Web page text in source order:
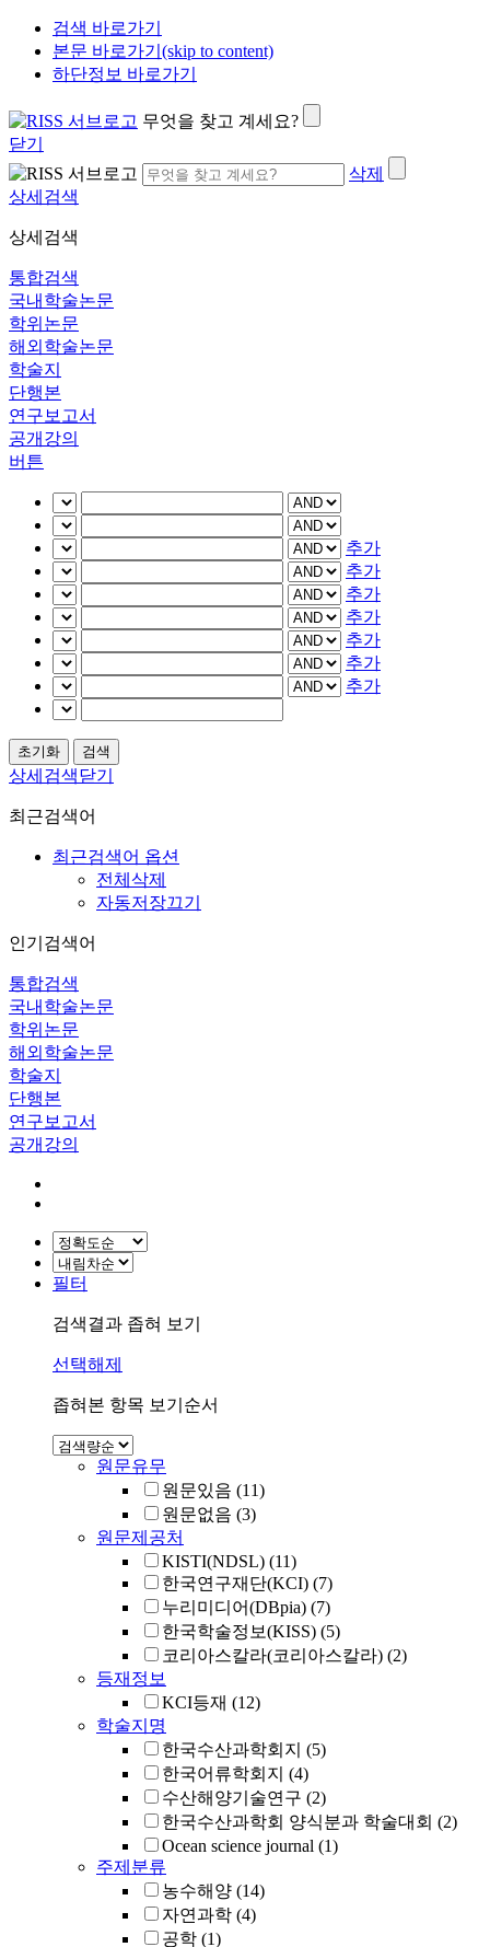
검색 바로가기
본문 바로가기(skip to content)
하단정보 바로가기
무엇을 찾고 계세요?
닫기
삭제
상세검색
상세검색
통합검색
국내학술논문
학위논문
해외학술논문
학술지
단행본
연구보고서
공개강의
버튼
추가
추가
추가
추가
추가
추가
추가
상세검색닫기
최근검색어
최근검색어 옵션
전체삭제
자동저장끄기
인기검색어
통합검색
국내학술논문
학위논문
해외학술논문
학술지
단행본
연구보고서
공개강의
필터
검색결과 좁혀 보기
선택해제
좁혀본 항목 보기순서
원문유무
원문있음 (11)
원문없음 (3)
원문제공처
KISTI(NDSL) (11)
한국연구재단(KCI) (7)
누리미디어(DBpia) (7)
한국학술정보(KISS) (5)
코리아스칼라(코리아스칼라) (2)
등재정보
KCI등재 (12)
학술지명
한국수산과학회지 (5)
한국어류학회지 (4)
수산해양기술연구 (2)
한국수산과학회 양식분과 학술대회 (2)
Ocean science journal (1)
주제분류
농수해양 (14)
자연과학 (4)
공학 (1)